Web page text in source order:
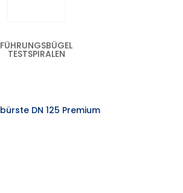
FÜHRUNGSBÜGEL
TESTSPIRALEN